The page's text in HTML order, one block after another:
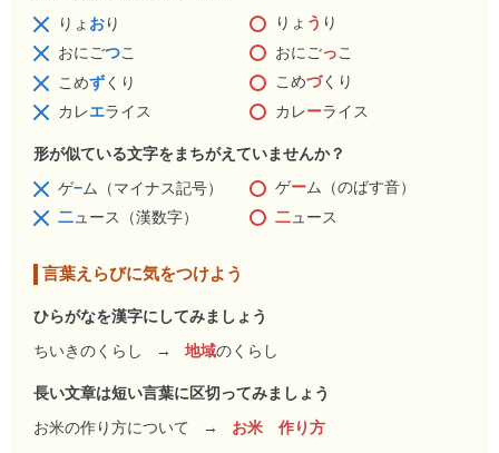
りょ おり りょ う り
おにごつこ おにごっこ
こめずくり こめづくり
カレエライス カレーライス
形が似ている文字をまちがえていませんか？
ゲ−ム（マイナス記号） ゲーム（のばす音）
二ュース（漢数字） 二ュース
言葉えらびに気をつけよう
ひらがなを漢字にしてみましょう
ちいきのくらし
→ 地域のくらし
長い文章は短い言葉に区切ってみましょう
お米の作り方について
→ お米 作り方